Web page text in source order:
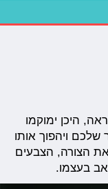
היכן ימוקמו
ויהפוך אותו
את הצורה, הצבעים
בעצמו.